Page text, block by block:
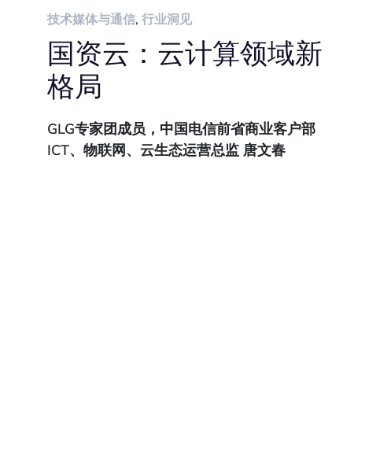
技术媒体与通信, 行业洞见
国资云：云计算领域新
格局
GLG专家团成员，中国电信前省商业客户部
ICT、物联网、云生态运营总监 唐文春